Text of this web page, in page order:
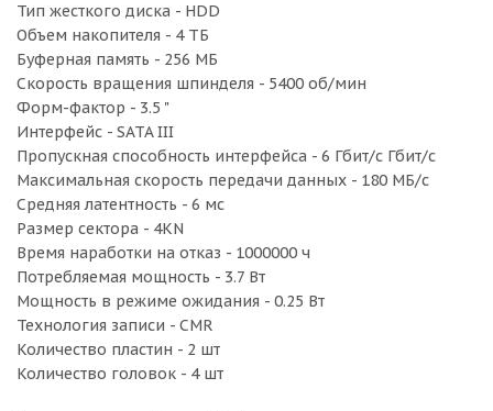
Тип жесткого диска - HDD
Объем накопителя - 4 ТБ
Буферная память - 256 МБ
Скорость вращения шпинделя - 5400 об/мин
Форм-фактор - 3.5 "
Интерфейс - SATA III
Пропускная способность интерфейса - 6 Гбит/с Гбит/с
Максимальная скорость передачи данных - 180 МБ/с
Средняя латентность - 6 мс
Размер сектора - 4KN
Время наработки на отказ - 1000000 ч
Потребляемая мощность - 3.7 Вт
Мощность в режиме ожидания - 0.25 Вт
Технология записи - CMR
Количество пластин - 2 шт
Количество головок - 4 шт